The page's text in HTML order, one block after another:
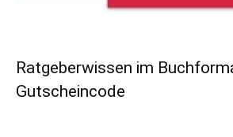
Ratgeberwissen im
Gutscheincode